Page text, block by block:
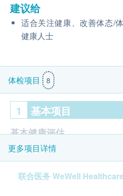
建议给
适合关注健康、改善体态/
健康人士
体检项目 8
1 基本项目
基本健康评估
体质指标
体重
更多项目详情
联合医务 WeWell